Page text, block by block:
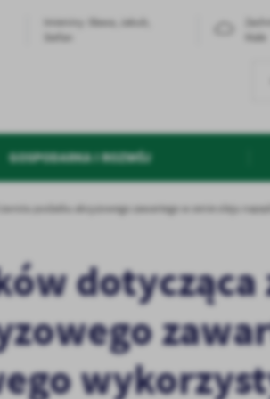
Imieniny: Sława, Jakub,
GOSPODARKA I ROZWÓJ
podatku akcyzowego zawartego w cenie oleju
dotycząca